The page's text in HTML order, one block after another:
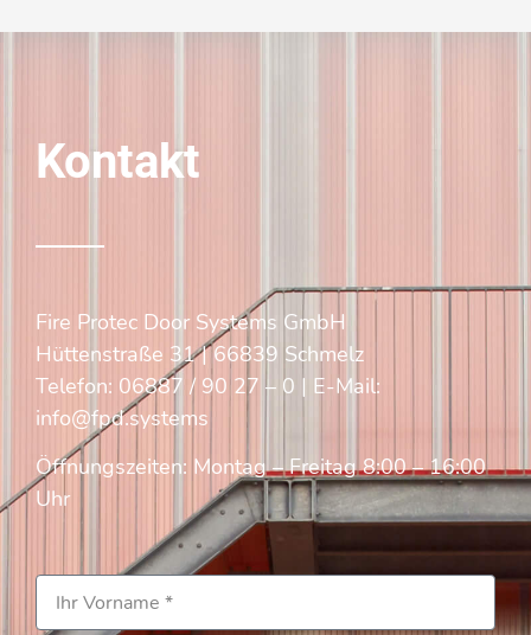
Kontakt
Fire Protec Door Systems GmbH
Hüttenstraße 31 | 66839 Schmelz
Telefon: 06887 / 90 27 – 0 | E-Mail:
info@fpd.systems
Öffnungszeiten: Montag – Freitag 8:00 – 16:00
Uhr